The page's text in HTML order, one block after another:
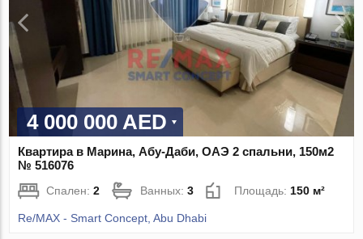
4 000 000 AED
Квартира в Марина, Абу-Даби, ОАЭ 2 спальни, 150м2
№ 516076
Спален:2 Ванных:3 Площадь: 150 м²
Re/MAX - Smart Concept, Abu Dhabi